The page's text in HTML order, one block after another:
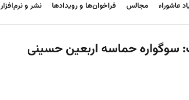
عاشوراء مجالس فراخوان‌‏‏‏ها و رویدادها نشر و نرم‌افزار
سوگواره حماسه اربعین حسینی